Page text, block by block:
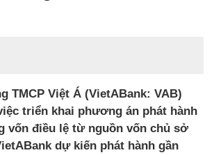
TMCP Việt Á (VietABank: VAB)
triển khai phương án phát hành
vốn điều lệ từ nguồn vốn chủ sở
dự kiến phát hành gần